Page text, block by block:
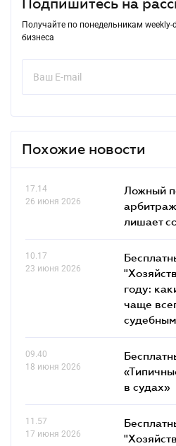
Подпишитесь на
Получайте по понедельникам
бизнеса
Похожие новости
17.14
26 июня 2026
Ложный
лишает
10.17
23 июня 2026
году:
чаще
09.40
18 июня 2026
в судах»
11.57
17 июня 2026